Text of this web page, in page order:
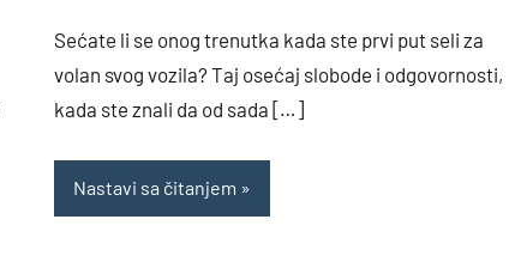
Sećate li se onog trenutka kada ste prvi put seli za
volan svog vozila? Taj osećaj slobode i odgovornosti,
kada ste znali da od sada […]
Nastavi sa čitanjem